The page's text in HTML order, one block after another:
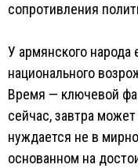
сопротивления
У армянского
национального
Время — ключевой
сейчас, завтра
нуждается не в
основанном на